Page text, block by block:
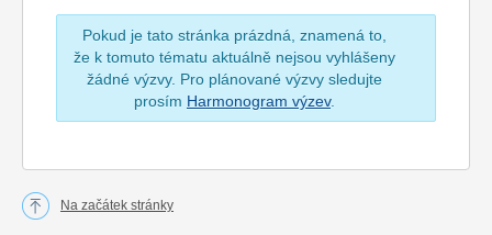
Pokud je tato stránka prázdná, znamená to,
že k tomuto tématu aktuálně nejsou vyhlášeny
žádné výzvy. Pro plánované výzvy sledujte
prosím Harmonogram výzev.
Na začátek stránky